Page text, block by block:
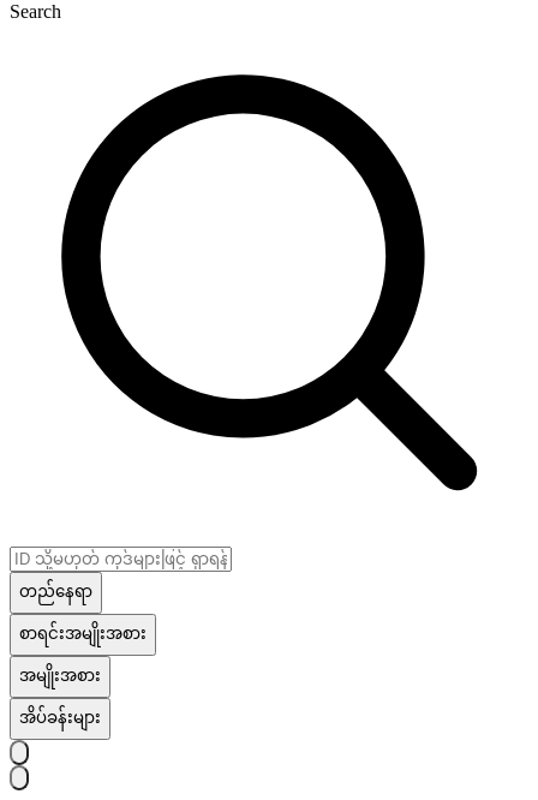
Search
တည်နေရာ
စာရင်းအမျိုးအစား
အမျိုးအစား
အိပ်ခန်းများ